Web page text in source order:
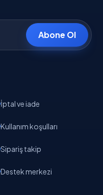
Abone Ol
İptal ve iade
Kullanım koşulları
Sipariş takip
Destek merkezi